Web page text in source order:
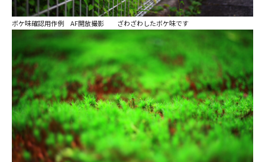
ボケ味確認用作例 AF開放撮影 ざわざわしたボケ味です